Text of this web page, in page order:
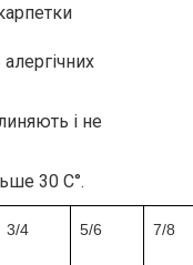
і не
30 С°.
3/4 5/6 7/8